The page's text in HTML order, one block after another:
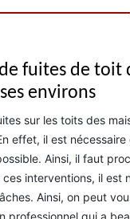
fuites de toit
environs
sur les toits des
effet, il est
Ainsi, il faut
interventions, il est
Ainsi, on peut
professionnel qui a